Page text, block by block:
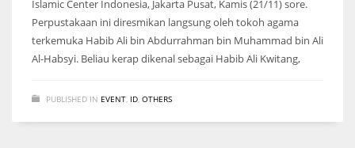
Islamic Center Indonesia, Jakarta Pusat, Kamis (21/11) sore.
Perpustakaan ini diresmikan langsung oleh tokoh agama
terkemuka Habib Ali bin Abdurrahman bin Muhammad bin Ali
Al-Habsyi. Beliau kerap dikenal sebagai Habib Ali Kwitang,
PUBLISHED IN EVENT ID OTHERS